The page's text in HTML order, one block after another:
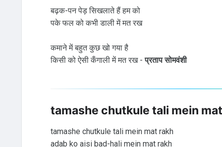
बढ़क-पन पेड़ सिखलाते हैं हम को
पके फल को कभी डाली में मत रख
कमाने में बहुत कुछ खो गया है
किसी को ऐसी कँगाली में मत रख -प्रताप सोमवंशी
tamashe chutkule tali mein
tamashe chutkule tali mein mat rakh
adab ko aisi bad-hali mein mat rakh